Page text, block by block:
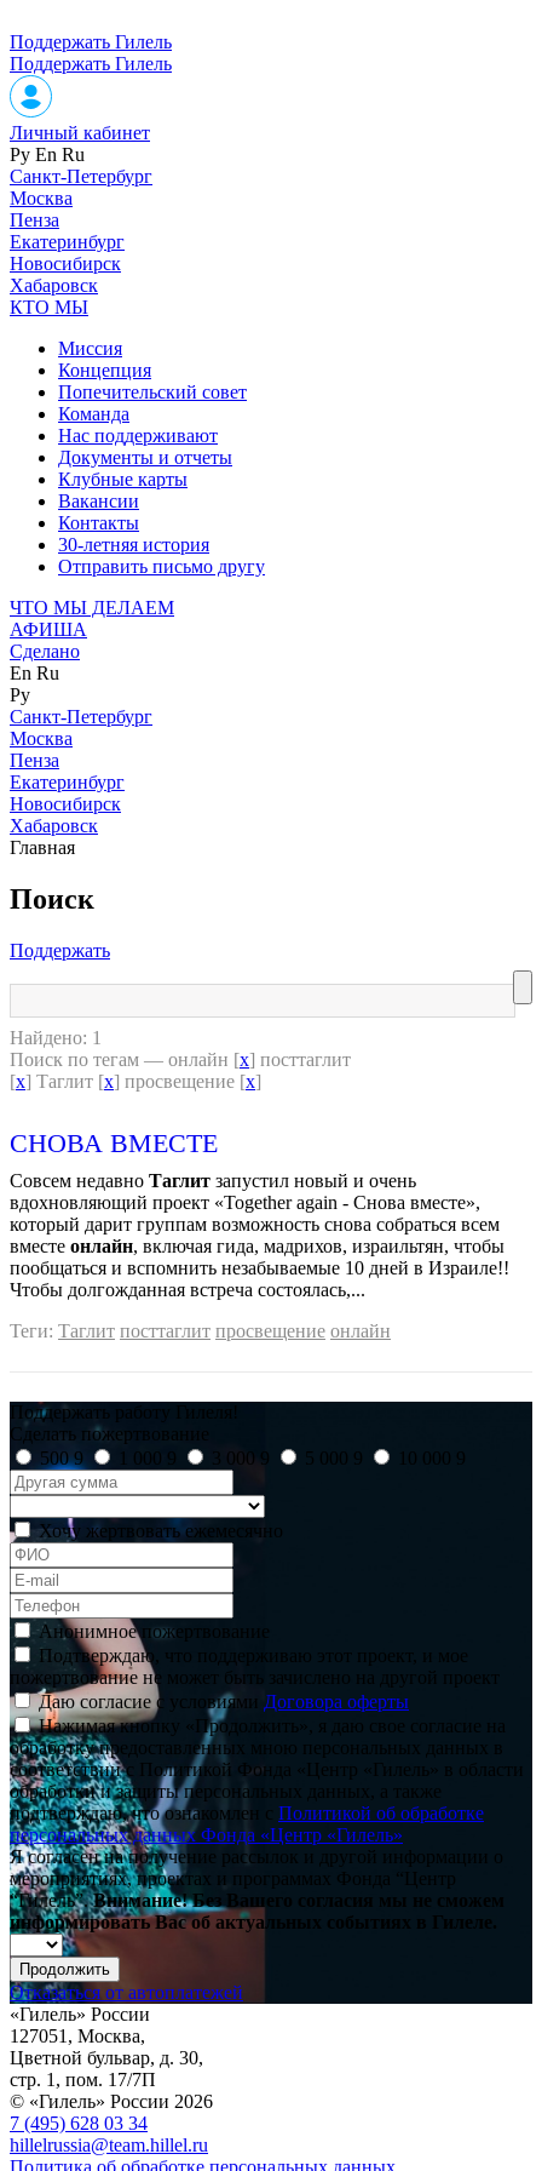
Поддержать Гилель
Поддержать Гилель
Личный кабинет
Ру En Ru
Санкт-Петербург
Москва
Пенза
Екатеринбург
Новосибирск
Хабаровск
КТО МЫ
Миссия
Концепция
Попечительский совет
Команда
Нас поддерживают
Документы и отчеты
Клубные карты
Вакансии
Контакты
30-летняя история
Отправить письмо другу
ЧТО МЫ ДЕЛАЕМ
АФИША
Сделано
En Ru
Ру
Санкт-Петербург
Москва
Пенза
Екатеринбург
Новосибирск
Хабаровск
Главная
Поиск
Поддержать
Найдено: 1
Поиск по тегам — онлайн [x] посттаглит
[x] Таглит [x] просвещение [x]
СНОВА ВМЕСТЕ
Совсем недавно Таглит запустил новый и очень
вдохновляющий проект «Together again - Снова вместе»,
который дарит группам возможность снова собраться всем
вместе онлайн, включая гида, мадрихов, израильтян, чтобы
пообщаться и вспомнить незабываемые 10 дней в Израиле!!
Чтобы долгожданная встреча состоялась,...
Теги: Таглит посттаглит просвещение онлайн
Поддержать работу Гилеля!
Сделать пожертвование
5009 1 000 9 3 000 9 5 000 9 10 000 9
Хочу жертвовать ежемесячно
Анонимное пожертвование
Подтверждаю, что поддерживаю этот проект, и мое
пожертвование не может быть зачислено на другой проект
Даю согласие с условиями Договора оферты
Нажимая кнопку «Продолжить», я даю свое согласие на
обработку предоставленных мною персональных данных в
соответствии с Политикой Фонда «Центр «Гилель» в области
обработки и защиты персональных данных, а также
подтверждаю, что ознакомлен с Политикой об обработке
персональных данных Фонда «Центр «Гилель»
Я согласен на получение рассылок и другой информации о
мероприятиях, проектах и программах Фонда “Центр
“Гилель”.Внимание! Без Вашего согласия мы не сможем
информировать Вас об актуальных событиях в Гилеле.
Продолжить
Отказаться от автоплатежей
«Гилель» России
127051, Москва,
Цветной бульвар, д. 30,
стр. 1, пом. 17/7П
© «Гилель» России 2026
7 (495) 628 03 34
hillelrussia@team.hillel.ru
Политика об обработке персональных данных